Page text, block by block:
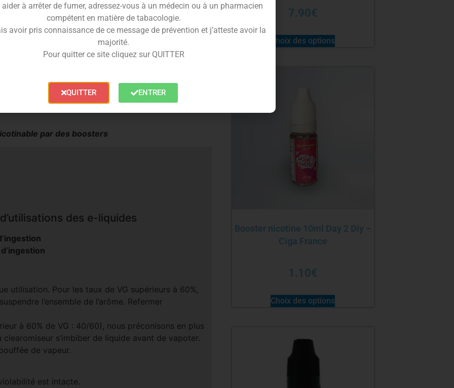
sans alcool, afin de garantir au mieux une qualité
le e-liquide Classic Blond Virginie
nicotine, choisissez selon vos besoins parmi :
glycérine végétale et d’arômes alimentaires.
de PG/VG est de 50/50.
par des boosters
des e-liquides
utilisation. Pour les taux de VG supérieurs à 60%,
l’ensemble de l’arôme. Refermer
à 60% de VG : 40/60), nous préconisons en plus
s’imbiber de liquide avant de vapoter.
de vapeur.
est intacte.
7.90€
Choix des options
Booster nicotine 10ml Day 2 Diy –
Ciga France
1.10€
Choix des options
à arrêter de fumer, adressez-vous à un médecin ou à un pharmacien
compétent en matière de tabacologie.
avoir pris connaissance de ce message de prévention et j’atteste avoir la
majorité.
Pour quitter ce site cliquez sur QUITTER
QUITTER ENTRER